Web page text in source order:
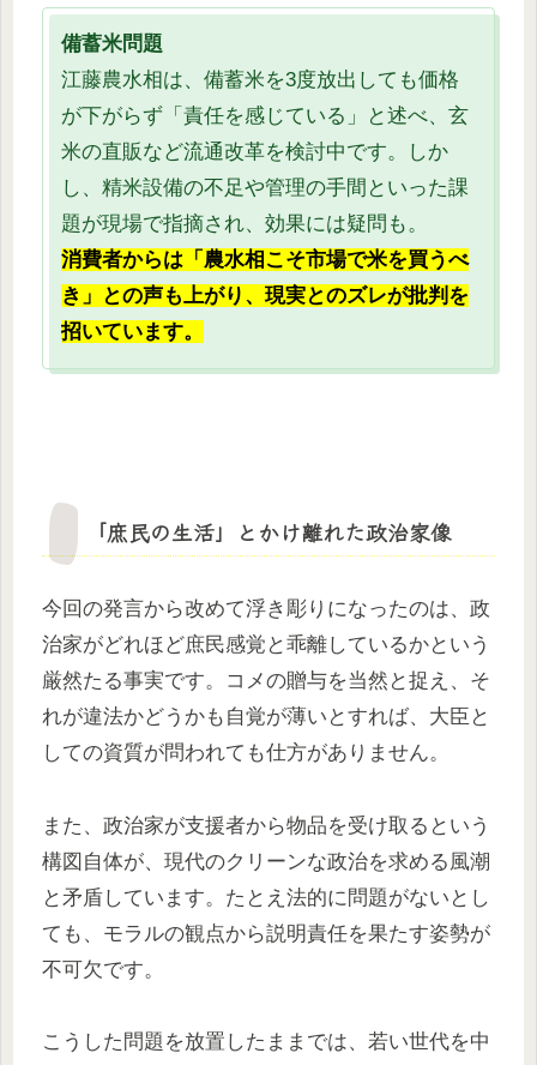
備蓄米問題
江藤農水相は、備蓄米を3度放出しても価格
が下がらず「責任を感じている」と述べ、玄
米の直販など流通改革を検討中です。しか
し、精米設備の不足や管理の手間といった課
題が現場で指摘され、効果には疑問も。
消費者からは「農水相こそ市場で米を買うべ
き」との声も上がり、現実とのズレが批判を
招いています。
「庶民の生活」とかけ離れた政治家像
今回の発言から改めて浮き彫りになったのは、政
治家がどれほど庶民感覚と乖離しているかという
厳然たる事実です。コメの贈与を当然と捉え、そ
れが違法かどうかも自覚が薄いとすれば、大臣と
しての資質が問われても仕方がありません。
また、政治家が支援者から物品を受け取るという
構図自体が、現代のクリーンな政治を求める風潮
と矛盾しています。たとえ法的に問題がないとし
ても、モラルの観点から説明責任を果たす姿勢が
不可欠です。
こうした問題を放置したままでは、若い世代を中